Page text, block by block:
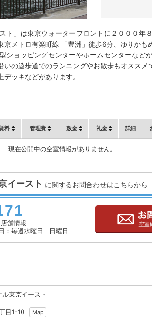
ト」は東京ウォーターフロントに２０００年
京メトロ有楽町線 「豊洲」徒歩6分、ゆりかも
ショッピングセンターやホームセンターなど
の遊歩道でのランニングやお散歩もオススメ
ッキなどがあります。
料 管理費 敷金 礼金 詳細
現在公開中の空室情報がありません。
イースト に関するお問合わせはこちらから
店舗情報
：毎週水曜日 日曜日
東京イースト
目1-10 Map